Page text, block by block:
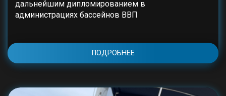
дальнейшим дипломированием в
администрациях бассейнов ВВП
ПОДРОБНЕЕ